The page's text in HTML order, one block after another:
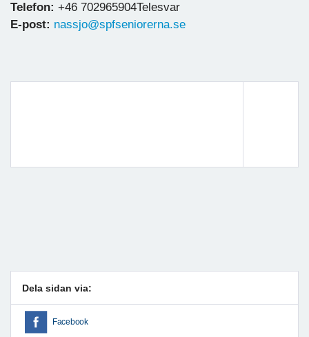
Telefon: +46 702965904Telesvar
E-post: nassjo@spfseniorerna.se
Dela sidan via:
Facebook